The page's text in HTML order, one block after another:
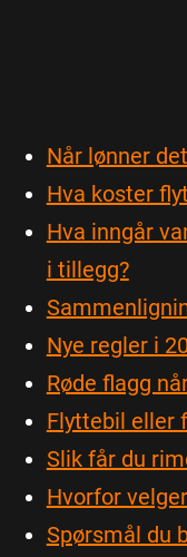
Når lønner
Hva koster
Hva inngår
i tillegg?
Nye regler i
Røde flagg
Flyttebil eller
Slik får du
Hvorfor
Spørsmål du